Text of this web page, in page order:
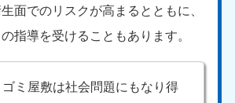
面でのリスクが高まるとともに、
指導を受けることもあります。
ゴミ屋敷は社会問題にもなり得